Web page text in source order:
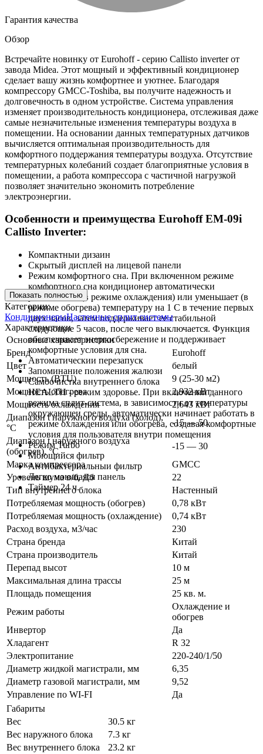
Гарантия качества
Обзор
Встречайте новинку от Eurohoff - серию Callisto inverter от
завода Midea. Этот мощный и эффективный кондиционер
сделает вашу жизнь комфортнее и уютнее. Благодаря
компрессору GMCC-Toshiba, вы получите надежность и
долговечность в одном устройстве. Система управления
изменяет производительность кондиционера, отслеживая даже
самые незначительные изменения температуры воздуха в
помещении. На основании данных температурных датчиков
вычисляется оптимальная производительность для
комфортного поддержания температуры воздуха. Отсутствие
температурных колебаний создает благоприятные условия в
помещении, а работа компрессора с частичной нагрузкой
позволяет значительно экономить потребление
электроэнергии.
Особенности и преимущества Eurohoff EM-09i
Callisto Inverter:
Компактныи дизаин
Скрытый дисплей на лицевой панели
Режим комфортного сна. При включенном режиме
комфортного сна кондиционер автоматически
увеличивает (в режиме охлаждения) или уменьшает (в
режиме обогрева) температуру на 1 С в течение первых
двух часов, затем поддерживает ее стабильной
следующие 5 часов, после чего выключается. Функция
обеспечивает энергосбережение и поддерживает
комфортные условия для сна.
Автоматическии перезапуск
Запоминание положения жалюзи
Самоочистка внутреннего блока
HEALTH - режим здоровье. При включении данного
режима сплит-система, в зависимости от температуры
окружающеи среды, автоматически начинает работать в
режиме охлаждения или обогрева, создавая комфортные
условия для пользователя внутри помещения
Режим Turbo
Моющийся фильтр
Антибактериальныи фильтр
Легко моющаяся панель
Таймер 24 ч.
Показать полностью
Категории:
КондиционерыНастенные сплит системы
Характеристики
Основные характеристики
Бренд
Eurohoff
Цвет
белый
Мощность (BTU)
9 (25-30 м2)
Мощность обогрева
2,932 кВт
Мощность охлаждения
2,643 кВт
Диапазон t наружного воздуха (холод),
°C
-15 — 50
Диапазон t наружного воздуха
(обогрев), °C
-15 — 30
Марка компрессора
GMCC
Уровень шума в/б, Дб
22
Тип внутреннего блока
Настенный
Потребляемая мощность (обогрев)
0,78 кВт
Потребляемая мощность (охлаждение)
0,74 кВт
Расход воздуха, м3/час
230
Страна бренда
Китай
Страна производитель
Китай
Перепад высот
10 м
Максимальная длина трассы
25 м
Площадь помещения
25 кв. м.
Режим работы
Охлаждение и
обогрев
Инвертор
Да
Хладагент
R 32
Электропитание
220-240/1/50
Диаметр жидкой магистрали, мм
6,35
Диаметр газовой магистрали, мм
9,52
Управление по WI-FI
Да
Габариты
Вес
30.5 кг
Вес наружного блока
7.3 кг
Вес внутреннего блока
23.2 кг